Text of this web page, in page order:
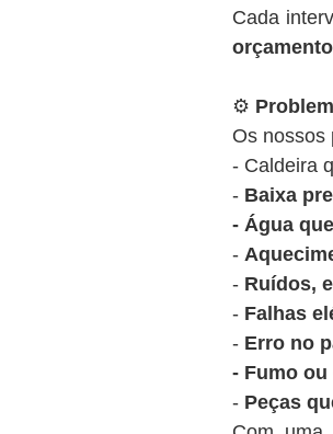
Cada
⚙️
Os nossos
- Caldeira
- Baixa
- Água
-
- Ruídos,
- Falhas
- Erro no
- Fumo
- Peças